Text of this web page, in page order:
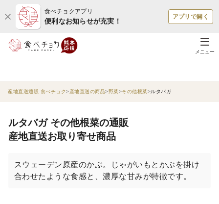
食べチョクアプリ
便利なお知らせが充実！
アプリで開く
メニュー
産地直送通販 食べチョク 産地直送の商品 野菜 その他根菜 ルタバガ
ルタバガ その他根菜の通販
産地直送お取り寄せ商品
スウェーデン原産のかぶ。じゃがいもとかぶを掛け
合わせたような食感と、濃厚な甘みが特徴です。